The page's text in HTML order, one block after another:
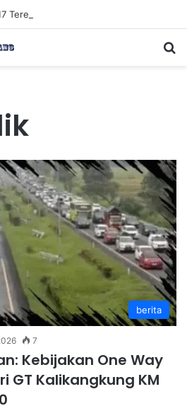
berita
7
Kebijakan One Way
GT Kalikangkung KM